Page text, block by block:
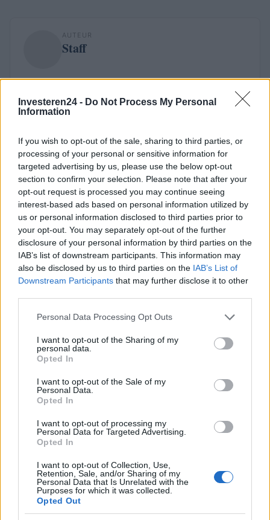
Investeren24 - Do Not Process My Personal
Information
If you wish to opt-out of the sale, sharing to third parties, or
processing of your personal or sensitive information for
targeted advertising by us, please use the below opt-out
section to confirm your selection. Please note that after your
opt-out request is processed you may continue seeing
interest-based ads based on personal information utilized by
us or personal information disclosed to third parties prior to
your opt-out. You may separately opt-out of the further
disclosure of your personal information by third parties on the
IAB’s list of downstream participants. This information may
also be disclosed by us to third parties on the IAB’s List of
Downstream Participants that may further disclose it to other
Please note that this website/app uses one or more Google
not limited to your visit or usage behaviour. You may click to
grant or deny consent to Google and its third-party tags to
use your data for below specified purposes in below Google
consent section.
Personal Data Processing Opt Outs
I want to opt-out of the Sharing of my
personal data.
Opted In
I want to opt-out of the Sale of my
Personal Data.
Opted In
I want to opt-out of processing my
Personal Data for Targeted Advertising.
Opted In
I want to opt-out of Collection, Use,
Retention, Sale, and/or Sharing of my
Personal Data that Is Unrelated with the
Purposes for which it was collected.
Opted Out
AUTEUR
Staff
Verder lezen
NEWS